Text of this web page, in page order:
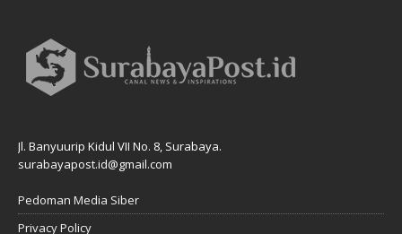
Jl. Banyuurip Kidul VII No. 8, Surabaya.
surabayapost.id@gmail.com
Pedoman Media Siber
Privacy Policy